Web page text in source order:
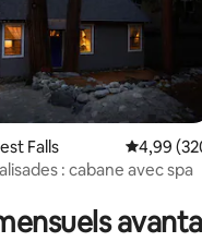
de 52
Falls
4,99
: cabane avec spa